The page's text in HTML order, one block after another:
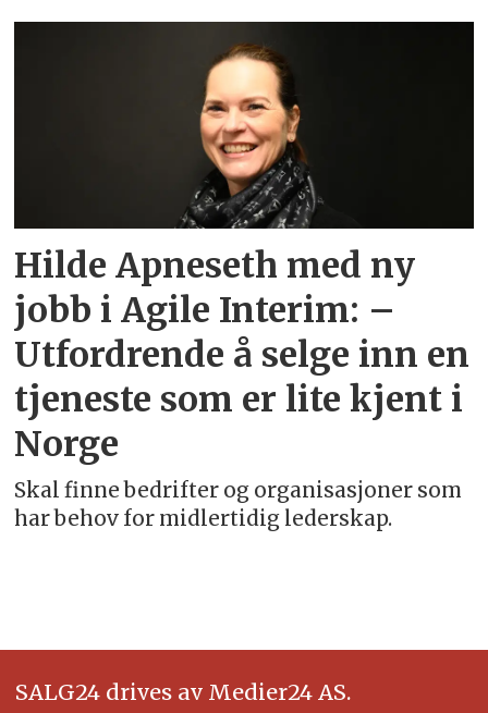
Emne:
Hilde Apneseth med ny
jobb i Agile Interim: –
Utfordrende å selge inn en
tjeneste som er lite kjent i
Norge
Skal finne bedrifter og organisasjoner som
har behov for midlertidig lederskap.
SALG24 drives av Medier24 AS.